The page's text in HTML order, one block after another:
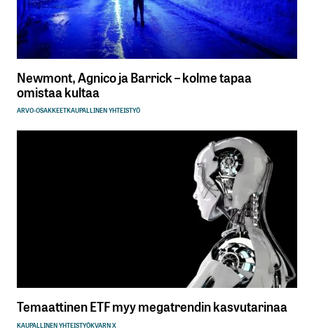
Newmont, Agnico ja Barrick – kolme tapaa
omistaa kultaa
ARVO-OSAKKEETKAUPALLINEN YHTEISTYÖ
Temaattinen ETF myy megatrendin kasvutarinaa
KAUPALLINEN YHTEISTYÖKVARN X